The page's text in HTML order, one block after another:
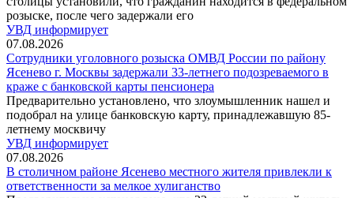
розыске, после чего задержали его
УВД информирует
07.08.2026
Сотрудники уголовного розыска ОМВД России по району
Ясенево г. Москвы задержали 33-летнего подозреваемого в
краже с банковской карты пенсионера
Предварительно установлено, что злоумышленник нашел и
подобрал на улице банковскую карту, принадлежавшую 85-
летнему москвичу
УВД информирует
07.08.2026
В столичном районе Ясенево местного жителя привлекли к
ответственности за мелкое хулиганство